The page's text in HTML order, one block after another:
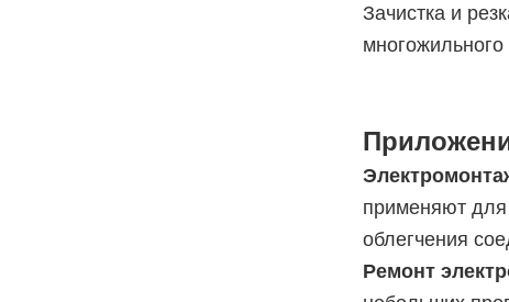
Зачистка и
применяют для
облегчения
Ремонт